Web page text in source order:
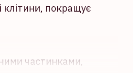
клітини, покращує
частинками,